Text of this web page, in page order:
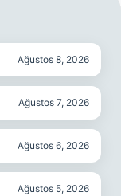
Ağustos 8, 2026
Ağustos 7, 2026
Ağustos 6, 2026
Ağustos 5, 2026